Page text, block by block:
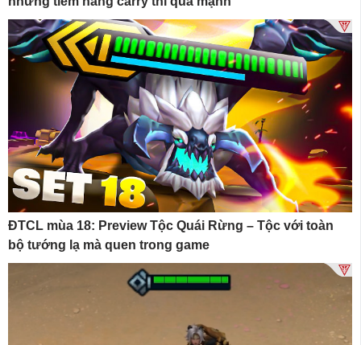
ĐTCL mùa 18: Preview Tộc Quái Rừng – Tộc với toàn
bộ tướng lạ mà quen trong game